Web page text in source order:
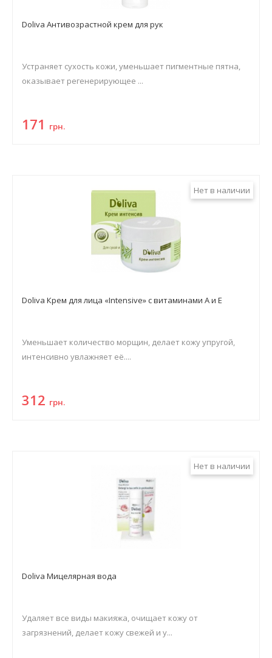
Doliva Антивозрастной крем для рук
Устраняет сухость кожи, уменьшает пигментные пятна,
оказывает регенерирующее ...
171 грн.
Нет в наличии
Doliva Крем для лица «Intensive» с витаминами А и Е
Уменьшает количество морщин, делает кожу упругой,
интенсивно увлажняет её....
312 грн.
Нет в наличии
Doliva Мицелярная вода
Удаляет все виды макияжа, очищает кожу от
загрязнений, делает кожу свежей и у...